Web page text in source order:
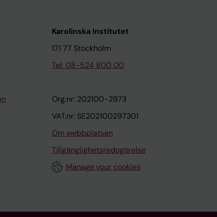
Karolinska Institutet
171 77 Stockholm
Tel: 08-524 800 00
Org.nr: 202100-2973
VAT.nr: SE202100297301
Om webbplatsen
Tillgänglighetsredogörelse
Manage your cookies